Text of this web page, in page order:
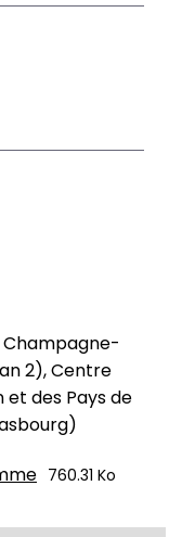
Champagne-
2), Centre
et des Pays de
760.31 Ko